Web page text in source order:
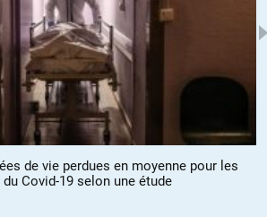
de vie perdues en moyenne pour les
Covid-19 selon une étude